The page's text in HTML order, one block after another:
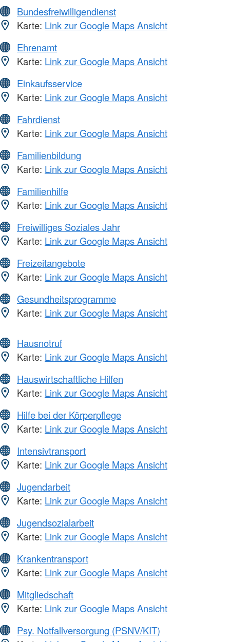
Bundesfreiwilligendienst
Karte: Link zur Google Maps Ansicht
Ehrenamt
Karte: Link zur Google Maps Ansicht
Einkaufsservice
Karte: Link zur Google Maps Ansicht
Fahrdienst
Karte: Link zur Google Maps Ansicht
Familienbildung
Karte: Link zur Google Maps Ansicht
Familienhilfe
Karte: Link zur Google Maps Ansicht
Freiwilliges Soziales Jahr
Karte: Link zur Google Maps Ansicht
Freizeitangebote
Karte: Link zur Google Maps Ansicht
Gesundheitsprogramme
Karte: Link zur Google Maps Ansicht
Hausnotruf
Karte: Link zur Google Maps Ansicht
Hauswirtschaftliche Hilfen
Karte: Link zur Google Maps Ansicht
Hilfe bei der Körperpflege
Karte: Link zur Google Maps Ansicht
Intensivtransport
Karte: Link zur Google Maps Ansicht
Jugendarbeit
Karte: Link zur Google Maps Ansicht
Jugendsozialarbeit
Karte: Link zur Google Maps Ansicht
Krankentransport
Karte: Link zur Google Maps Ansicht
Mitgliedschaft
Karte: Link zur Google Maps Ansicht
Psy. Notfallversorgung (PSNV/KIT)